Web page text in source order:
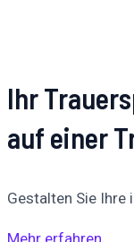
Ihr
auf einer
Gestalten Sie Ihre
Mehr erfahren